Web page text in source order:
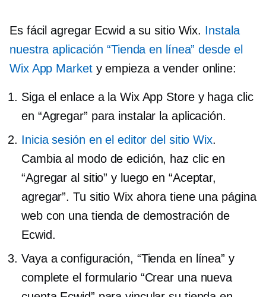
Es fácil agregar Ecwid a su sitio Wix. Instala
nuestra aplicación “Tienda en línea” desde el
Wix App Markety empieza a vender online:
Siga el enlace a la Wix App Store y haga clic
en “Agregar” para instalar la aplicación.
Inicia sesión en el editor del sitio Wix.
Cambia al modo de edición, haz clic en
“Agregar al sitio” y luego en “Aceptar,
agregar”. Tu sitio Wix ahora tiene una página
web con una tienda de demostración de
Ecwid.
Vaya a configuración, “Tienda en línea” y
complete el formulario “Crear una nueva